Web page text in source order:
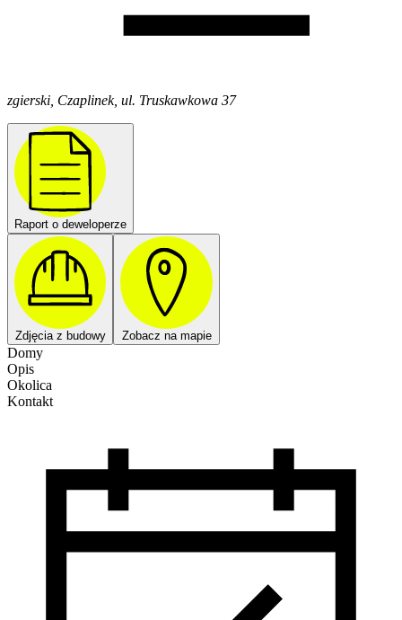
zgierski, Czaplinek, ul. Truskawkowa 37
Raport o deweloperze
Zdjęcia z budowy Zobacz na mapie
Domy
Opis
Okolica
Kontakt